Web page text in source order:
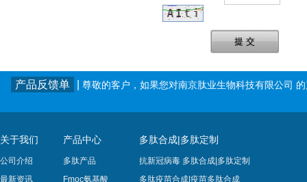
提 交
产品反馈单 尊敬的客户，如果您对南京肽业生物科技有限公司
关于我们
公司介绍
最新资讯
产品中心
多肽产品
Fmoc氨基酸
多肽合成|多肽定制
抗新冠病毒 多肽合成|多肽定制
多肽疫苗合成|疫苗多肽​合成